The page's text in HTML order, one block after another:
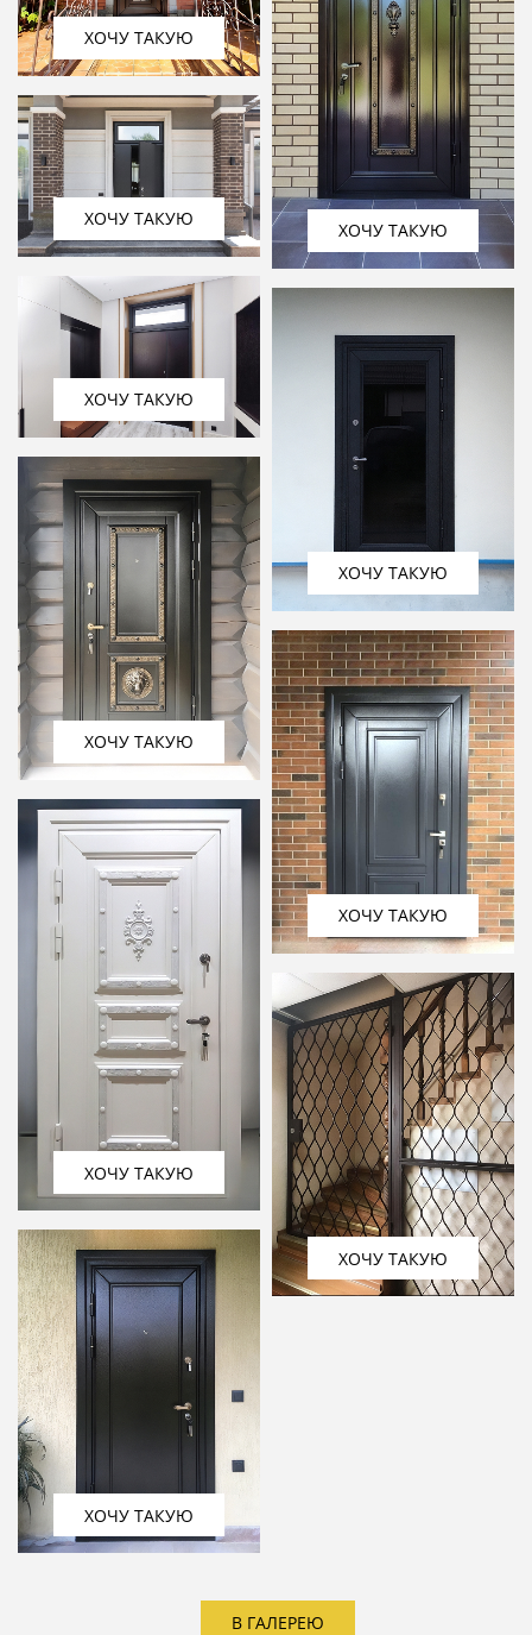
ХОЧУ ТАКУЮ
ХОЧУ ТАКУЮ
ХОЧУ ТАКУЮ
ХОЧУ ТАКУЮ
ХОЧУ ТАКУЮ
ХОЧУ ТАКУЮ
ХОЧУ ТАКУЮ
ХОЧУ ТАКУЮ
ХОЧУ ТАКУЮ
ХОЧУ ТАКУЮ
В ГАЛЕРЕЮ